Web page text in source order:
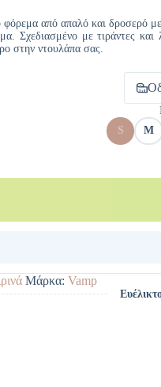
από απαλό και δροσερό
Σχεδιασμένο με τιράντες
στην ντουλάπα σας.
S M
Μάρκα: Vamp